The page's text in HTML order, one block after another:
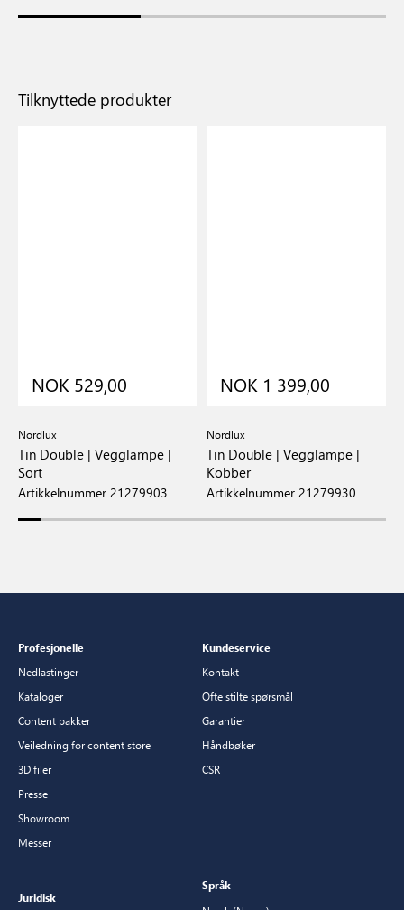
Tilknyttede produkter
NOK 529,00
Nordlux
Tin Double | Vegglampe |
Sort
Artikkelnummer 21279903
NOK 1 399,00
Nordlux
Tin Double | Vegglampe |
Kobber
Artikkelnummer 21279930
Profesjonelle
Nedlastinger
Kataloger
Content pakker
Veiledning for content store
3D filer
Presse
Showroom
Messer
Kundeservice
Kontakt
Ofte stilte spørsmål
Garantier
Håndbøker
CSR
Juridisk
Språk